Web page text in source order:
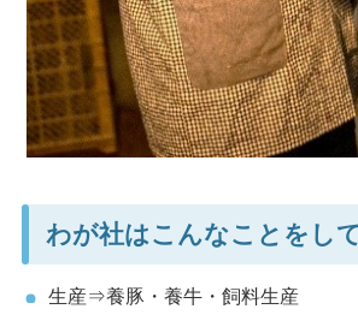
わが社はこんなことをし
生産⇒養豚・養牛・飼料生産